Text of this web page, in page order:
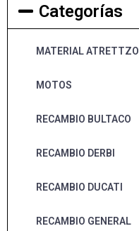
Categorías
MATERIAL ATRETTZO
MOTOS
RECAMBIO BULTACO
RECAMBIO DERBI
RECAMBIO DUCATI
RECAMBIO GENERAL